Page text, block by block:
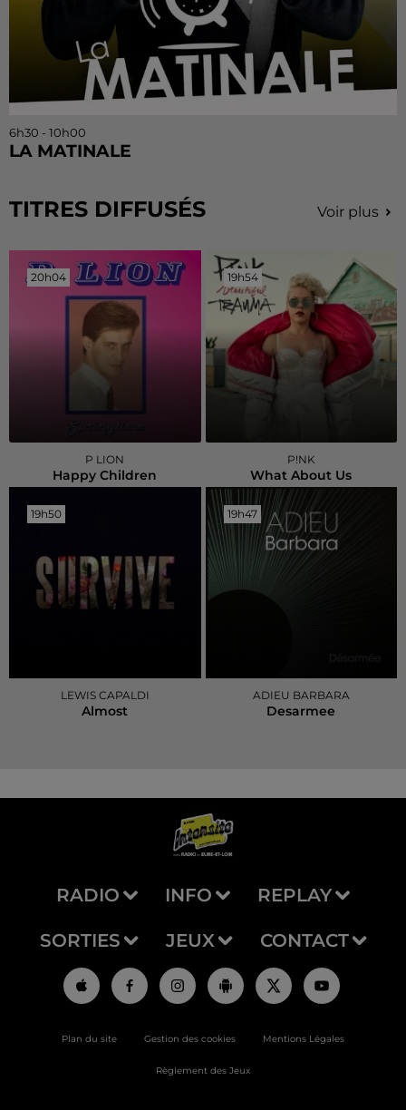
6h30 - 10h00
LA MATINALE
TITRES DIFFUSÉS Voir plus
20h04
20h04
P LION
Happy Children
19h54
19h54
P!NK
What About Us
19h50
19h50
LEWIS CAPALDI
Almost
19h47
19h47
ADIEU BARBARA
Desarmee
RADIO INFO REPLAY
SORTIES JEUX CONTACT
Plan du site Gestion des cookies Mentions Légales
Règlement des Jeux